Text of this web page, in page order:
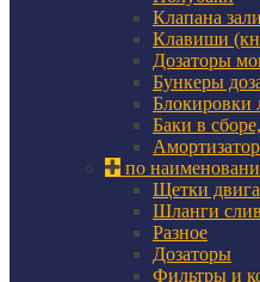
Клапана
Клавиши
Дозаторы
Бункеры
Баки в
по
Щетки
Шланги
Разное
Дозаторы
Фильтры и